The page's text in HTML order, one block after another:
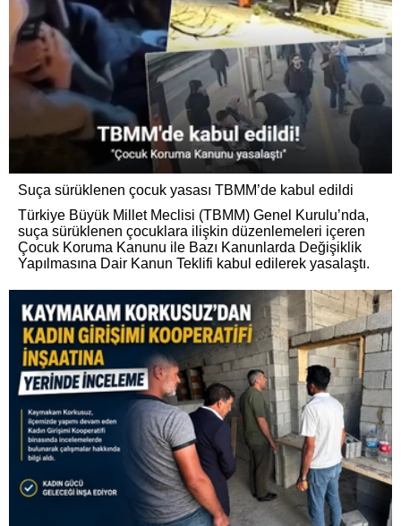
Suça sürüklenen çocuk yasası TBMM’de kabul edildi
Türkiye Büyük Millet Meclisi (TBMM) Genel Kurulu’nda,
suça sürüklenen çocuklara ilişkin düzenlemeleri içeren
Çocuk Koruma Kanunu ile Bazı Kanunlarda Değişiklik
Yapılmasına Dair Kanun Teklifi kabul edilerek yasalaştı.